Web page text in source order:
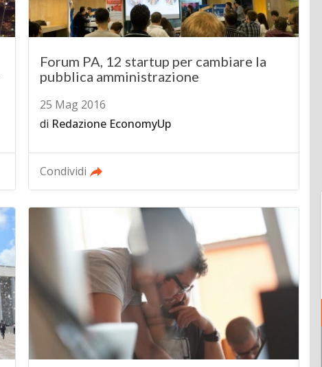
Forum PA, 12 startup per cambiare la
pubblica amministrazione
25 Mag 2016
di Redazione EconomyUp
Condividi